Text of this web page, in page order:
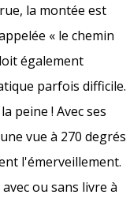
la montée est
« le chemin
également
parfois difficile.
peine ! Avec ses
vue à 270 degrés
l'émerveillement.
ou sans livre à